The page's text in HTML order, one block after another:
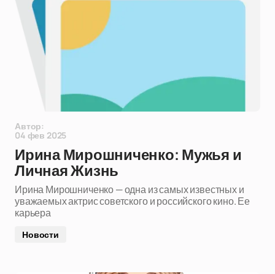
Автор:
04 фев 2025
Ирина Мирошниченко: Мужья и
Личная Жизнь
Ирина Мирошниченко — одна из самых известных и
уважаемых актрис советского и российского кино. Ее
карьера
Новости